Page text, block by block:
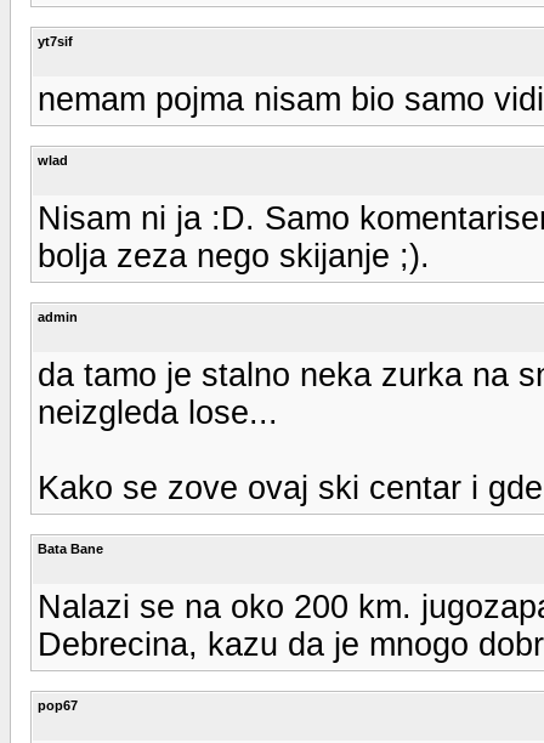
yt7sif
nemam pojma nisam bio samo
wlad
Nisam ni ja :D. Samo
bolja zeza nego skijanje ;).
admin
da tamo je stalno neka zurka na
neizgleda lose...
Kako se zove ovaj ski centar i
Bata Bane
Nalazi se na oko 200 km.
Debrecina, kazu da je mnogo
pop67